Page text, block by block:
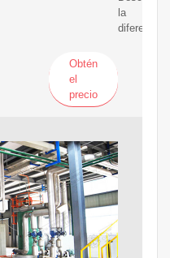
la
diferencia
Obtén
el
precio